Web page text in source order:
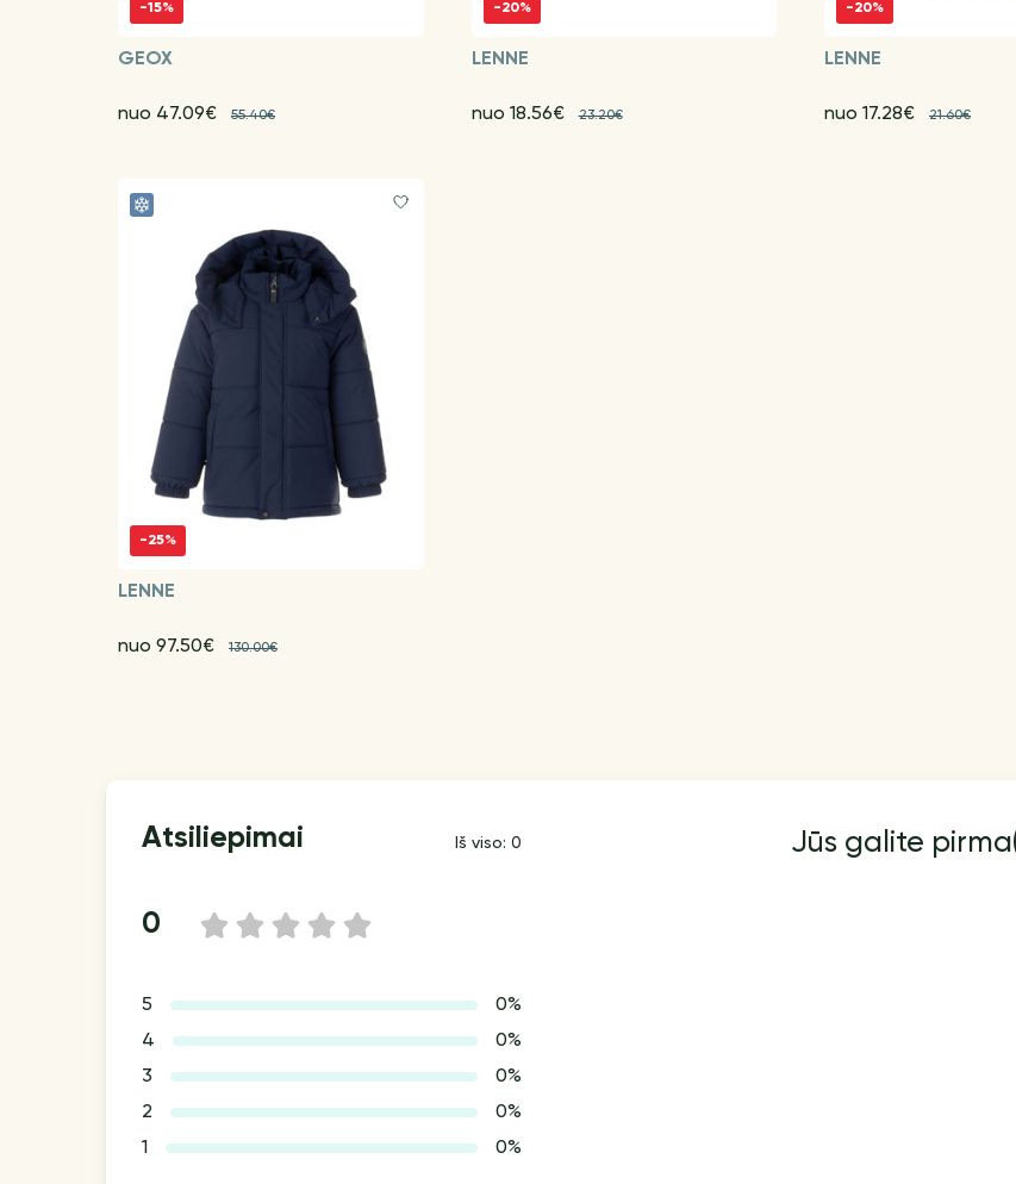
-15%
GEOX
nuo 47.09€ 55.40€
-20%
LENNE
nuo 18.56€ 23.20€
-20%
LENNE
nuo 17.28€ 21.60€
-25%
LENNE
nuo 97.50€ 130.00€
Atsiliepimai Iš viso: 0
0 5
4
3
2
1
5
0%
4
0%
3
0%
2
0%
1
0%
Jūs galite